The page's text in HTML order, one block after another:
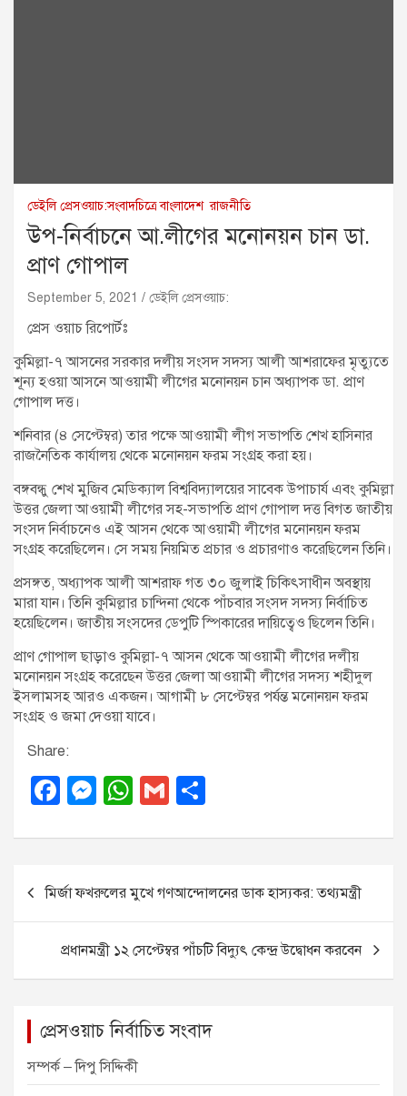
ডেইলি প্রেসওয়াচ:সংবাদচিত্রে বাংলাদেশ রাজনীতি
উপ-নির্বাচনে আ.লীগের মনোনয়ন চান ডা.
প্রাণ গোপাল
September 5, 2021 ডেইলি প্রেসওয়াচ:
প্রেস ওয়াচ রিপোর্টঃ
কুমিল্লা-৭ আসনের সরকার দলীয় সংসদ সদস্য আলী আশরাফের মৃত্যুতে
শূন্য হওয়া আসনে আওয়ামী লীগের মনোনয়ন চান অধ্যাপক ডা. প্রাণ
গোপাল দত্ত।
শনিবার (৪ সেপ্টেম্বর) তার পক্ষে আওয়ামী লীগ সভাপতি শেখ হাসিনার
রাজনৈতিক কার্যালয় থেকে মনোনয়ন ফরম সংগ্রহ করা হয়।
বঙ্গবন্ধু শেখ মুজিব মেডিক্যাল বিশ্ববিদ্যালয়ের সাবেক উপাচার্য এবং কুমিল্লা
উত্তর জেলা আওয়ামী লীগের সহ-সভাপতি প্রাণ গোপাল দত্ত বিগত জাতীয়
সংসদ নির্বাচনেও এই আসন থেকে আওয়ামী লীগের মনোনয়ন ফরম
সংগ্রহ করেছিলেন। সে সময় নিয়মিত প্রচার ও প্রচারণাও করেছিলেন তিনি।
প্রসঙ্গত, অধ্যাপক আলী আশরাফ গত ৩০ জুলাই চিকিৎসাধীন অবস্থায়
মারা যান। তিনি কুমিল্লার চান্দিনা থেকে পাঁচবার সংসদ সদস্য নির্বাচিত
হয়েছিলেন। জাতীয় সংসদের ডেপুটি স্পিকারের দায়িত্বেও ছিলেন তিনি।
প্রাণ গোপাল ছাড়াও কুমিল্লা-৭ আসন থেকে আওয়ামী লীগের দলীয়
মনোনয়ন সংগ্রহ করেছেন উত্তর জেলা আওয়ামী লীগের সদস্য শহীদুল
ইসলামসহ আরও একজন। আগামী ৮ সেপ্টেম্বর পর্যন্ত মনোনয়ন ফরম
সংগ্রহ ও জমা দেওয়া যাবে।
Share:
F
c
e
b
o
o
M
ss
n
g
er
W
at
A
p
p
G
ail ar
e
মির্জা ফখরুলের মুখে গণআন্দোলনের ডাক হাস্যকর: তথ্যমন্ত্রী
প্রধানমন্ত্রী ১২ সেপ্টেম্বর পাঁচটি বিদ্যুৎ কেন্দ্র উদ্বোধন করবেন
প্রেসওয়াচ নির্বাচিত সংবাদ
সম্পর্ক – দিপু সিদ্দিকী